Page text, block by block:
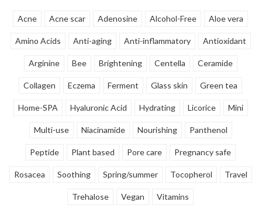
Acne Acne scar Adenosine Alcohol-Free Aloe vera
Amino Acids Anti-aging Anti-inflammatory Antioxidant
Arginine Bee Brightening Centella Ceramide
Collagen Eczema Ferment Glass skin Green tea
Home-SPA Hyaluronic Acid Hydrating Licorice Mini
Multi-use Niacinamide Nourishing Panthenol
Peptide Plant based Pore care Pregnancy safe
Rosacea Soothing Spring/summer Tocopherol Travel
Trehalose Vegan Vitamins